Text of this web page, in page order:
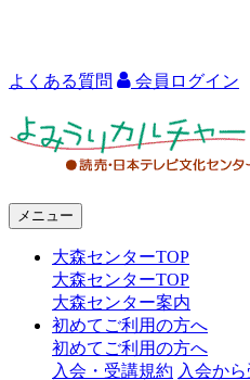
よくある質問 会員ログイン
メニュー
大森センターTOP
大森センターTOP
大森センター案内
初めてご利用の方へ
初めてご利用の方へ
入会・受講規約 入会か